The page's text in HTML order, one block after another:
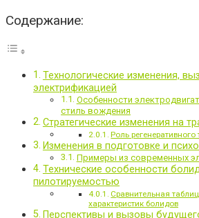
Содержание:
Технологические изменения,
электрификацией
Особенности
стиль вождения
Стратегические изменения на
Роль
Изменения в подготовке и
Примеры из современных
Технические особенности
пилотируемостью
Сравнительная
характеристик болидов
Перспективы и вызовы